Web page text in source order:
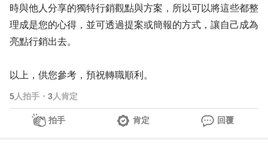
時與他人分享的獨特行銷觀點與方案，所以可以將這些都整
理成是您的心得，並可透過提案或簡報的方式，讓自己成為
亮點行銷出去。
以上，供您參考，預祝轉職順利。
5人拍手 ・ 3人肯定
拍手 肯定 回覆